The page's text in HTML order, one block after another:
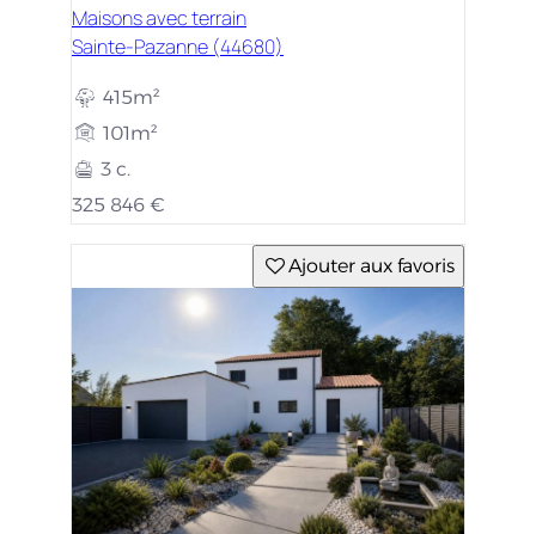
Maisons avec terrain
Sainte-Pazanne (44680)
415m²
101m²
3 c.
325 846 €
Ajouter aux favoris